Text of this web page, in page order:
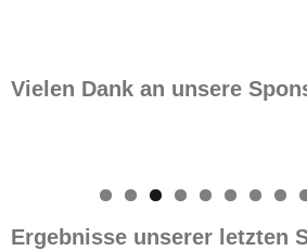
Vielen Dank an unsere
Ergebnisse unserer letzten